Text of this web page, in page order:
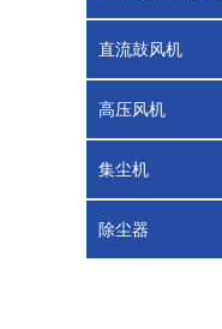
直流鼓风机
高压风机
集尘机
除尘器